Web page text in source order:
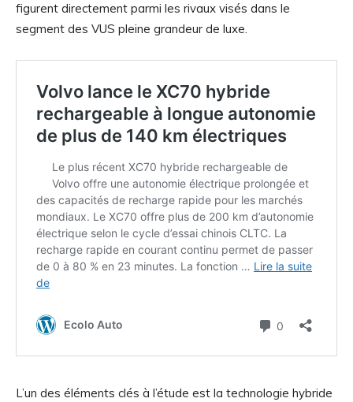
figurent directement parmi les rivaux visés dans le
segment des VUS pleine grandeur de luxe.
L’un des éléments clés à l’étude est la technologie hybride